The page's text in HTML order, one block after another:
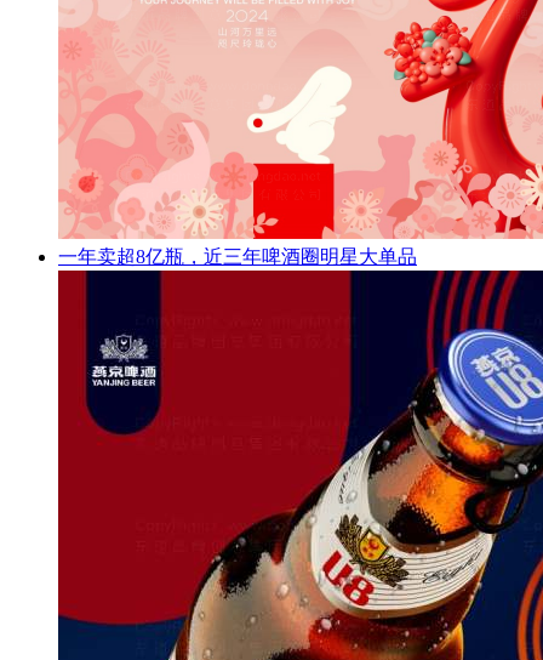
一年卖超8亿瓶，近三年啤酒圈明星大单品